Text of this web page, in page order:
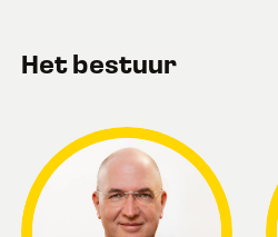
Het bestuur